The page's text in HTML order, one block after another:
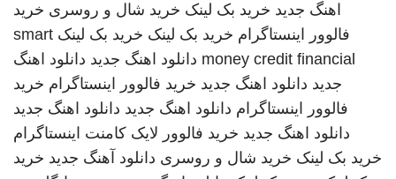
اهنگ جدید خرید بک لینک خرید شال و روسری خرید
فالوور اینستاگرام خرید بک لینک خرید بک لینک smart
money credit financial دانلود اهنگ جدید دانلود اهنگ
جدید دانلود اهنگ جدید خرید فالوور اینستاگرام خرید
فالوور اینستاگرام دانلود اهنگ جدید دانلود اهنگ جدید
دانلود اهنگ جدید خرید فالوور لایک کامنت اینستاگرام
خرید بک لینک خرید شال و روسری دانلود آهنگ جدید خرید